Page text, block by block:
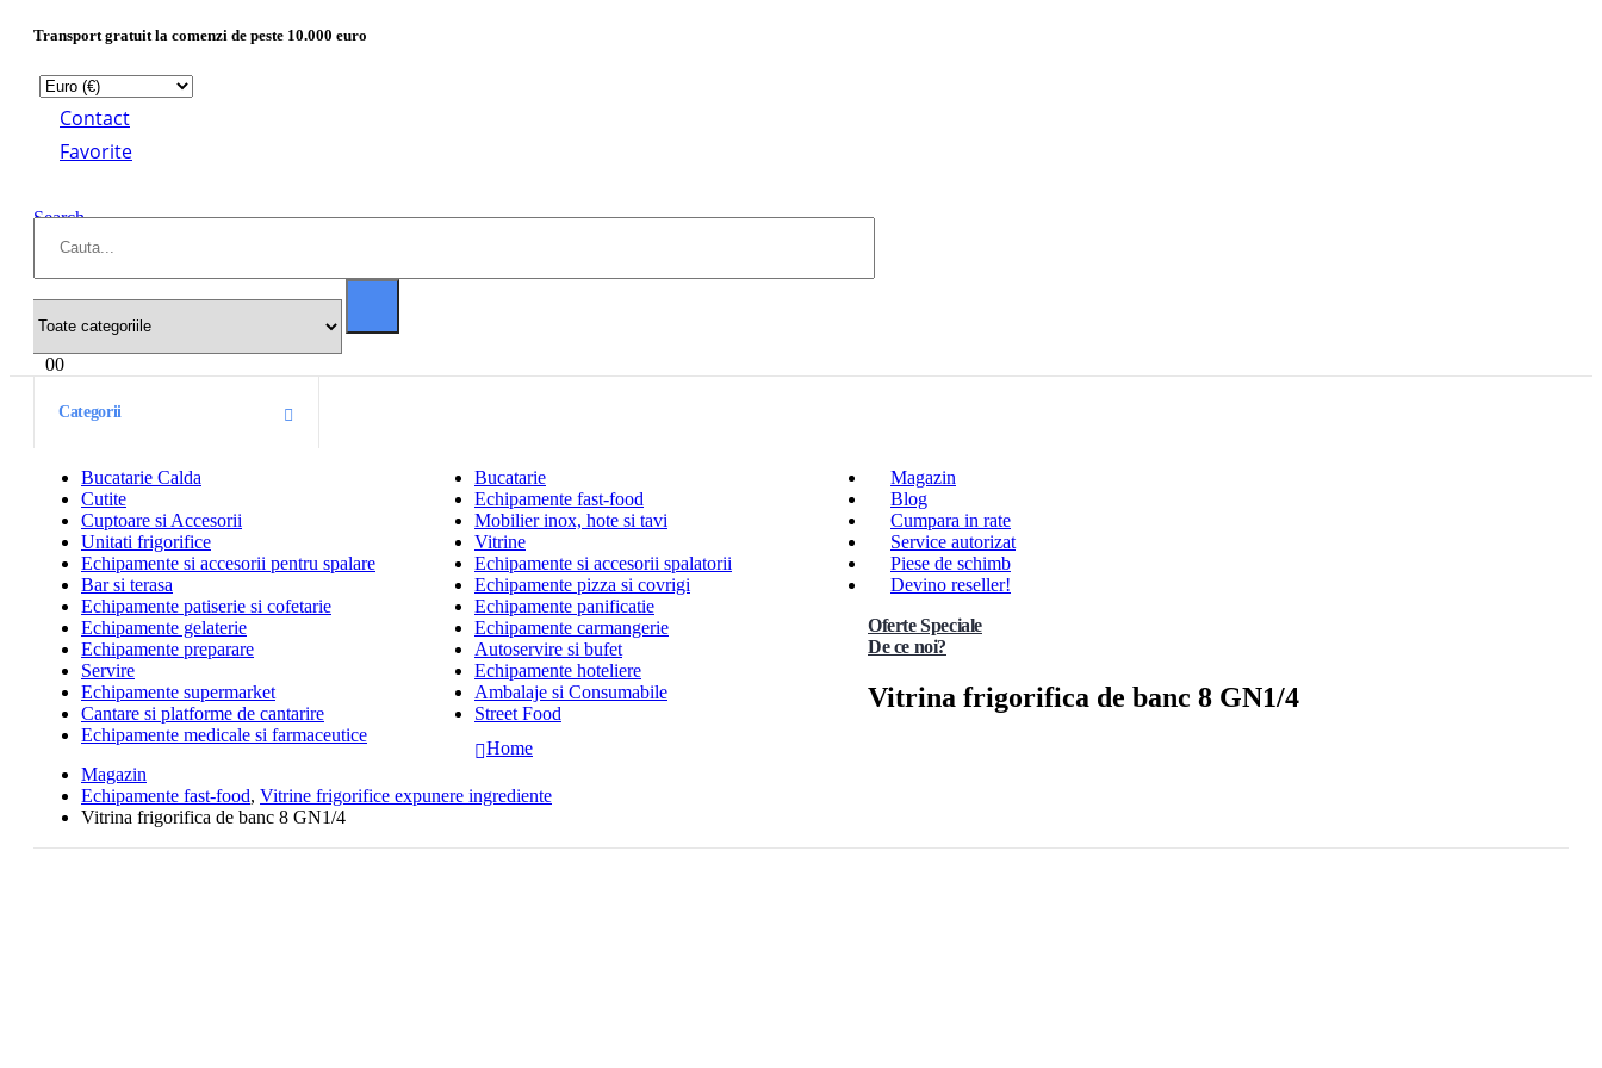
Transport gratuit la comenzi de peste 10.000 euro
Contact
Favorite
Search
00
Categorii
Bucatarie Calda
Bucatarie
Cutite
Echipamente fast-food
Cuptoare si Accesorii
Mobilier inox, hote si tavi
Unitati frigorifice
Vitrine
Echipamente si accesorii pentru spalare
Echipamente si accesorii spalatorii
Bar si terasa
Echipamente pizza si covrigi
Echipamente patiserie si cofetarie
Echipamente panificatie
Echipamente gelaterie
Echipamente carmangerie
Echipamente preparare
Autoservire si bufet
Servire
Echipamente hoteliere
Echipamente supermarket
Ambalaje si Consumabile
Cantare si platforme de cantarire
Street Food
Echipamente medicale si farmaceutice
Magazin
Blog
Cumpara in rate
Service autorizat
Piese de schimb
Devino reseller!
Oferte Speciale
De ce noi?
Vitrina frigorifica de banc 8 GN1/4
Home
Magazin
Echipamente fast-food, Vitrine frigorifice expunere ingrediente
Vitrina frigorifica de banc 8 GN1/4